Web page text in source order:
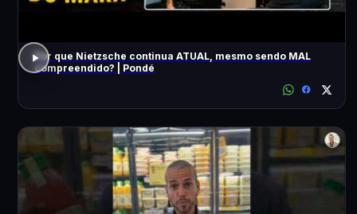
Por que Nietzsche continua ATUAL, mesmo sendo MAL
compreendido? | Pondé